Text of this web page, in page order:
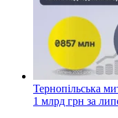
Тернопільська
1 млрд грн за